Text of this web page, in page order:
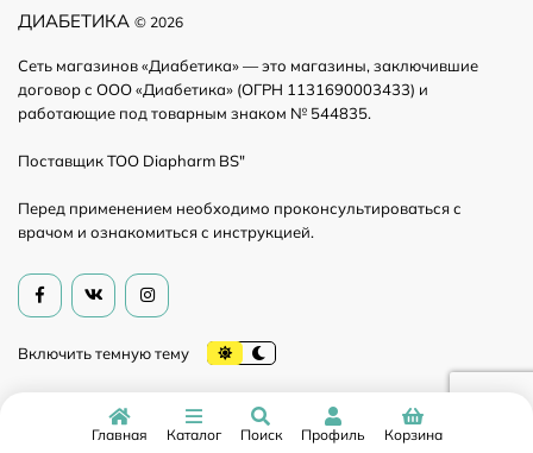
ДИАБЕТИКА © 2026
Сеть магазинов «Диабетика» — это магазины, заключившие
договор с ООО «Диабетика» (ОГРН 1131690003433) и
работающие под товарным знаком № 544835.
Поставщик ТОО Diapharm BS"
Перед применением необходимо проконсультироваться с
врачом и ознакомиться с инструкцией.
Главная Каталог Поиск Профиль Корзина